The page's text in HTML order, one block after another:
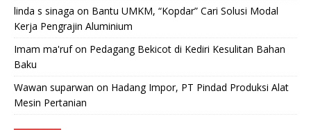
linda s sinaga on Bantu UMKM, “Kopdar” Cari Solusi Modal
Kerja Pengrajin Aluminium
Imam ma'rufon Pedagang Bekicot di Kediri Kesulitan Bahan
Baku
Wawan suparwan on Hadang Impor, PT Pindad Produksi Alat
Mesin Pertanian